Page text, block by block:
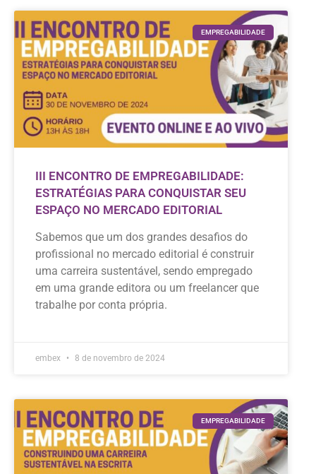
EMPREGABILIDADE
III ENCONTRO DE EMPREGABILIDADE:
ESTRATÉGIAS PARA CONQUISTAR SEU
ESPAÇO NO MERCADO EDITORIAL
Sabemos que um dos grandes desafios do
profissional no mercado editorial é construir
uma carreira sustentável, sendo empregado
em uma grande editora ou um freelancer que
trabalhe por conta própria.
embex 8 de novembro de 2024
EMPREGABILIDADE